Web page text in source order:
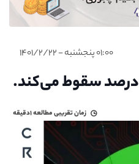
۰۱:۰۰ پنجشنبه - ۱۴۰۱/۲/۲۲
زمان تقریبی مطالعه۱دقیقه